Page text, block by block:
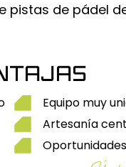
pistas de pádel
Equipo muy
Artesanía